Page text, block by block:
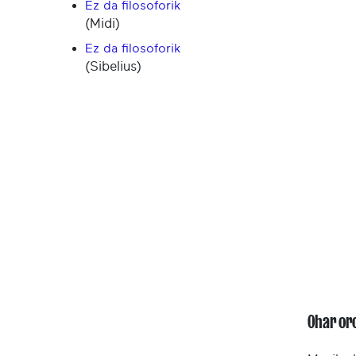
Ez da filosoforik
(Midi)
Ez da filosoforik
(Sibelius)
Ohar